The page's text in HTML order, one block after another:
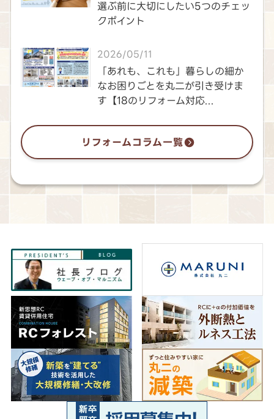
選ぶ前に大切にしたい5つのチェッ
クポイント
2026/05/11
「あれも、これも」暮らしの細か
なお困りごとを丸二が引き受けま
す【18のリフォーム対応...
リフォームコラム一覧